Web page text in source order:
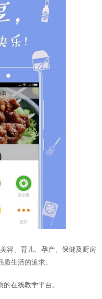
容、育儿、孕产、保健及厨房
生活的追求。
在线教学平台。